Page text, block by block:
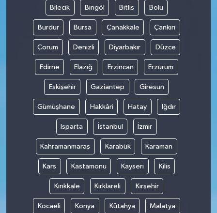
Bilecik Bingöl Bitlis Bolu
Burdur Bursa Çanakkale Çankırı
Çorum Denizli Diyarbakır Düzce
Edirne Elazığ Erzincan Erzurum
Eskişehir Gaziantep Giresun
Gümüşhane Hakkâri Hatay Iğdır
Isparta İstanbul İzmir
Kahramanmaraş Karabük Karaman
Kars Kastamonu Kayseri Kilis
Kırıkkale Kırklareli Kırşehir
Kocaeli Konya Kütahya Malatya